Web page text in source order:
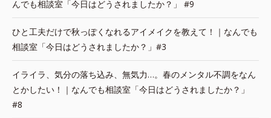
んでも相談室「今日はどうされましたか？」 #9
ひと工夫だけで秋っぽくなれるアイメイクを教えて！｜なんでも
相談室「今日はどうされましたか？」#3
イライラ、気分の落ち込み、無気力…。春のメンタル不調をなん
とかしたい！｜なんでも相談室「今日はどうされましたか？」
#8